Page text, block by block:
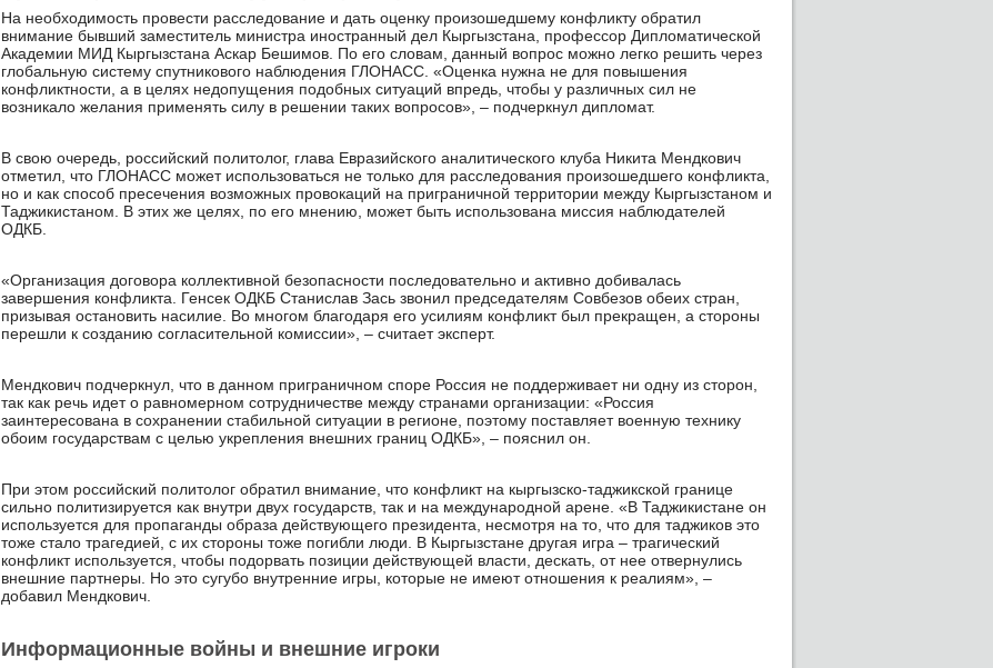
На необходимость провести расследование и дать оценку произошедшему конфликту обратил
внимание бывший заместитель министра иностранный дел Кыргызстана, профессор Дипломатической
Академии МИД Кыргызстана Аскар Бешимов. По его словам, данный вопрос можно легко решить через
глобальную систему спутникового наблюдения ГЛОНАСС. «Оценка нужна не для повышения
конфликтности, а в целях недопущения подобных ситуаций впредь, чтобы у различных сил не
возникало желания применять силу в решении таких вопросов», – подчеркнул дипломат.
В свою очередь, российский политолог, глава Евразийского аналитического клуба Никита Мендкович
отметил, что ГЛОНАСС может использоваться не только для расследования произошедшего конфликта,
но и как способ пресечения возможных провокаций на приграничной территории между Кыргызстаном и
Таджикистаном. В этих же целях, по его мнению, может быть использована миссия наблюдателей
ОДКБ.
«Организация договора коллективной безопасности последовательно и активно добивалась
завершения конфликта. Генсек ОДКБ Станислав Зась звонил председателям Совбезов обеих стран,
призывая остановить насилие. Во многом благодаря его усилиям конфликт был прекращен, а стороны
перешли к созданию согласительной комиссии», – считает эксперт.
Мендкович подчеркнул, что в данном приграничном споре Россия не поддерживает ни одну из сторон,
так как речь идет о равномерном сотрудничестве между странами организации: «Россия
заинтересована в сохранении стабильной ситуации в регионе, поэтому поставляет военную технику
обоим государствам с целью укрепления внешних границ ОДКБ», – пояснил он.
При этом российский политолог обратил внимание, что конфликт на кыргызско-таджикской границе
сильно политизируется как внутри двух государств, так и на международной арене. «В Таджикистане он
используется для пропаганды образа действующего президента, несмотря на то, что для таджиков это
тоже стало трагедией, с их стороны тоже погибли люди. В Кыргызстане другая игра – трагический
конфликт используется, чтобы подорвать позиции действующей власти, дескать, от нее отвернулись
внешние партнеры. Но это сугубо внутренние игры, которые не имеют отношения к реалиям», –
добавил Мендкович.
Информационные войны и внешние игроки